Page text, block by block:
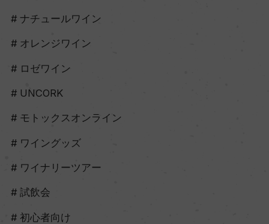
ナチュールワイン
オレンジワイン
ロゼワイン
UNCORK
モトックスオンライン
ワイングッズ
ワイナリーツアー
試飲会
初心者向け